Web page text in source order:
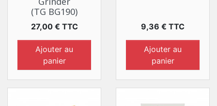
(TG BG190)
Prix
27,00 € TTC
Ajouter au
panier
Prix
9,36 € TTC
Ajouter au
panier